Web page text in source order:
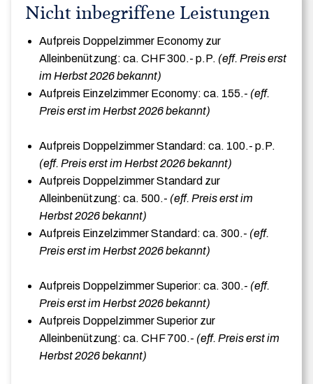
Nicht inbegriffene Leistungen
Aufpreis Doppelzimmer Economy zur
Alleinbenützung: ca. CHF 300.- p.P. (eff. Preis erst
im Herbst 2026 bekannt)
Aufpreis Einzelzimmer Economy: ca. 155.- (eff.
Preis erst im Herbst 2026 bekannt)
Aufpreis Doppelzimmer Standard: ca. 100.- p.P.
(eff. Preis erst im Herbst 2026 bekannt)
Aufpreis Doppelzimmer Standard zur
Alleinbenützung: ca. 500.- (eff. Preis erst im
Herbst 2026 bekannt)
Aufpreis Einzelzimmer Standard: ca. 300.- (eff.
Preis erst im Herbst 2026 bekannt)
Aufpreis Doppelzimmer Superior: ca. 300.- (eff.
Preis erst im Herbst 2026 bekannt)
Aufpreis Doppelzimmer Superior zur
Alleinbenützung: ca. CHF 700.- (eff. Preis erst im
Herbst 2026 bekannt)